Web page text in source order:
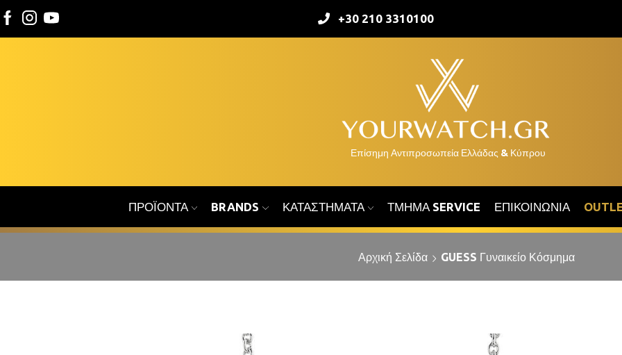
+30 210 3310100
ΠΡΟΪΌΝΤΑ BRANDS ΚΑΤΑΣΤΉΜΑΤΑ ΤΜΉΜΑ SERVICE ΕΠΙΚΟΙΝΩΝΊΑ
Αρχική Σελίδα GUESS Γυναικείο Κόσμημα